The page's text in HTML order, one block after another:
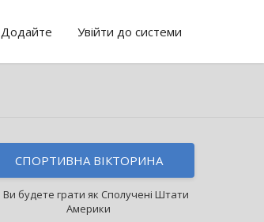
Додайте Увійти до системи
СПОРТИВНА ВІКТОРИНА
Ви будете грати як Сполучені Штати
Америки